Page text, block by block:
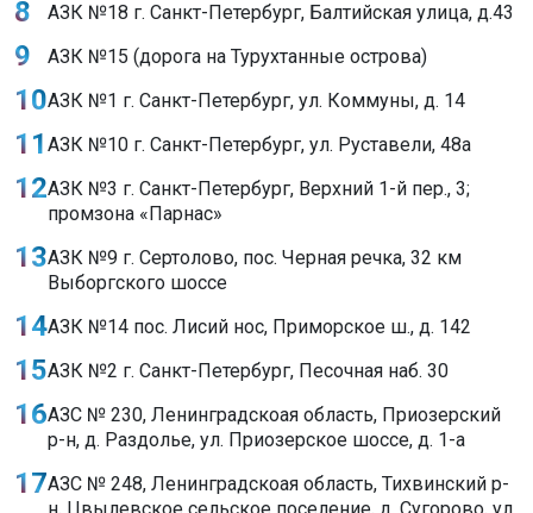
АЗК №18 г. Санкт-Петербург, Балтийская улица, д.43
АЗК №15 (дорога на Турухтанные острова)
АЗК №1 г. Санкт-Петербург, ул. Коммуны, д. 14
АЗК №10 г. Санкт-Петербург, ул. Руставели, 48а
АЗК №3 г. Санкт-Петербург, Верхний 1-й пер., 3;
промзона «Парнас»
АЗК №9 г. Сертолово, пос. Черная речка, 32 км
Выборгского шоссе
АЗК №14 пос. Лисий нос, Приморское ш., д. 142
АЗК №2 г. Санкт-Петербург, Песочная наб. 30
АЗС № 230, Ленинградскоая область, Приозерский
р-н, д. Раздолье, ул. Приозерское шоссе, д. 1-а
АЗС № 248, Ленинградскоая область, Тихвинский р-